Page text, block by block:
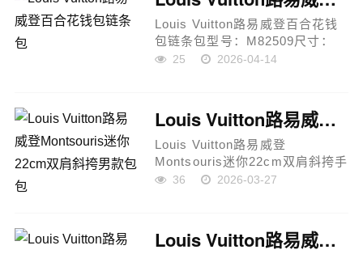
艺...
Louis Vuitton路易威登百合花钱
包链条包型号：M82509尺寸：
20.5 × 10 × 3.5cm材质：
五金工艺产品说明：采用品牌经
典Mon...
25 2026-04-14
Louis Vuitton路易威登Montsouris迷你22cm双肩斜挎男款包包
Louis Vuitton路易威登
Montsouris迷你22cm双肩斜挎手
袋M83567以经典Montsouris背
落，兼具复古韵味与当代时尚
感。采用标...
36 2026-03-27
Louis Vuitton路易威登M27266私品进口菱形面料手拿包